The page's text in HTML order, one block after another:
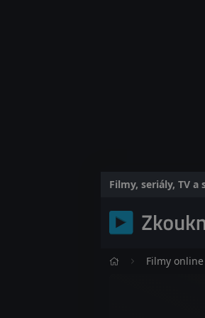
Filmy, seriály, TV
Filmy